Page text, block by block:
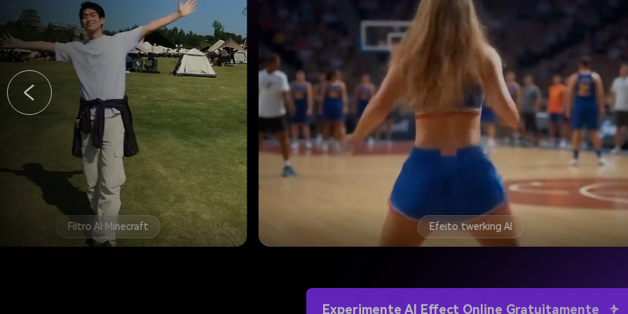
Filtro AI Minecraft Efeito twerking AI
Experimente AI Effect Online Gratuitamente